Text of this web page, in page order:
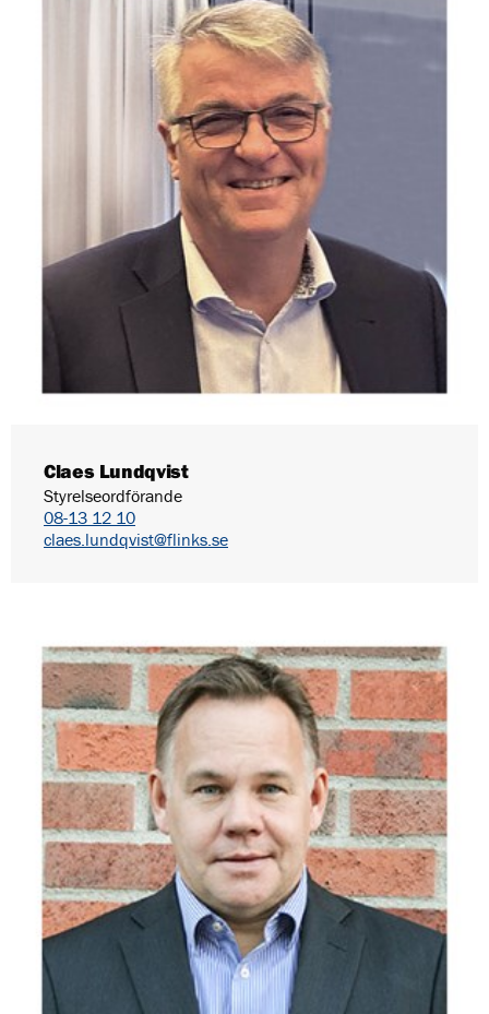
Claes Lundqvist
Styrelseordförande
08-13 12 10
claes.lundqvist@flinks.se